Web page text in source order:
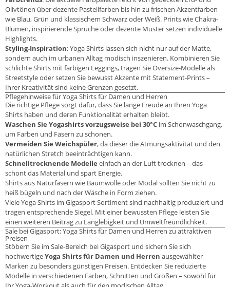
Olivtönen über dezente Pastellfarben bis hin zu frischen Akzentfarben
wie Blau, Grün und klassischem Schwarz oder Weiß. Prints wie Chakra-
Blumen, inspirierende Sprüche oder dezente Muster setzen individuelle
Highlights.
Styling-Inspiration: Yoga Shirts lassen sich nicht nur auf der Matte,
sondern auch im urbanen Alltag modisch inszenieren. Kombinieren Sie
schlichte Shirts mit farbigen Leggings, tragen Sie Oversize-Modelle als
Streetstyle oder setzen Sie bewusst Akzente mit Statement-Prints –
Ihrer Kreativität sind keine Grenzen gesetzt.
Pflegehinweise für Yoga Shirts für Damen und Herren
Die richtige Pflege sorgt dafür, dass Sie lange Freude an Ihren Yoga
Shirts haben und deren Funktionalität erhalten bleibt.
Waschen Sie Yogashirts vorzugsweise bei 30°C im Schonwaschgang,
um Farben und Fasern zu schonen.
Vermeiden Sie Weichspüler, da dieser die Atmungsaktivität und den
natürlichen Stretch beeinträchtigen kann.
Schnelltrocknende Modelle einfach an der Luft trocknen – das
schont das Material und spart Energie.
Shirts aus Naturfasern wie Baumwolle oder Modal sollten Sie nicht zu
heiß bügeln und nach der Wäsche in Form ziehen.
Viele Yoga Shirts im Gigasport Sortiment sind nachhaltig produziert und
tragen entsprechende Siegel. Mit einer bewussten Pflege leisten Sie
einen weiteren Beitrag zu Langlebigkeit und Umweltfreundlichkeit.
Sale bei Gigasport: Yoga Shirts für Damen und Herren zu attraktiven
Preisen
Stöbern Sie im Sale-Bereich bei Gigasport und sichern Sie sich
hochwertigeYoga Shirts für Damen und Herren ausgewählter
Marken zu besonders günstigen Preisen. Entdecken Sie reduzierte
Modelle in verschiedenen Farben, Schnitten und Größen – sowohl für